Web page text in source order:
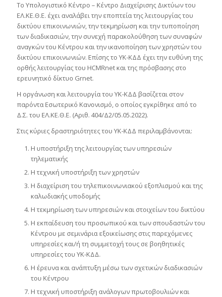
Το Υπολογιστικό Κέντρο – Κέντρο Διαχείρισης Δικτύων του
ΕΛ.ΚΕ.Θ.Ε. έχει αναλάβει την εποπτεία της λειτουργίας του
δικτύου επικοινωνιών, την τεκμηρίωση και την τυποποίηση
των διαδικασιών, την συνεχή παρακολούθηση των συναφών
αναγκών του Κέντρου και την ικανοποίηση των χρηστών του
δικτύου επικοινωνιών. Επίσης το ΥΚ-ΚΔΔ έχει την ευθύνη της
ορθής λειτουργίας του HCMRnet και της πρόσβασης στο
ερευνητικό δίκτυο Grnet.
Η οργάνωση και λειτουργία του ΥΚ-ΚΔΔ βασίζεται στον
παρόντα Εσωτερικό Κανονισμό, ο οποίος εγκρίθηκε από το
Δ.Σ. του ΕΛ.ΚΕ.Θ.Ε. (Αριθ. 404/Δ2/05.05.2022).
Στις κύριες δραστηριότητες του ΥΚ-ΚΔΔ περιλαμβάνονται:
Η υποστήριξη της λειτουργίας των υπηρεσιών
τηλεματικής
Η τεχνική υποστήριξη των χρηστών
Η διαχείριση του τηλεπικοινωνιακού εξοπλισμού και της
καλωδιακής υποδομής
Η τεκμηρίωση των υπηρεσιών και στοιχείων του δικτύου
Η εκπαίδευση του προσωπικού και των σπουδαστών του
Κέντρου με σεμινάρια εξοικείωσης στις παρεχόμενες
υπηρεσίες και/ή τη συμμετοχή τους σε βοηθητικές
υπηρεσίες του ΥΚ-ΚΔΔ.
Η έρευνα και ανάπτυξη μέσω των σχετικών διαδικασιών
του Κέντρου
Η τεχνική υποστήριξη ανάλογων πρωτοβουλιών και